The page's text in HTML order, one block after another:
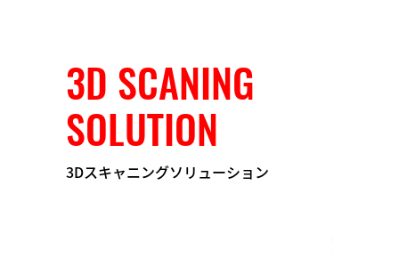
3D SCANING
SOLUTION
3Dスキャニングソリューション